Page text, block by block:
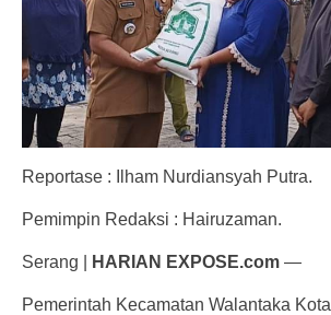
Reportase : Ilham Nurdiansyah Putra.
Pemimpin Redaksi : Hairuzaman.
Serang | HARIAN EXPOSE.com —
Pemerintah Kecamatan Walantaka